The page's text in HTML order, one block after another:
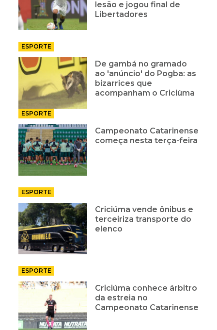
lesão e jogou final de
Libertadores
ESPORTE
De gambá no gramado
ao 'anúncio' do Pogba: as
bizarrices que
acompanham o Criciúma
ESPORTE
Campeonato Catarinense
começa nesta terça-feira
ESPORTE
Criciúma vende ônibus e
terceiriza transporte do
elenco
ESPORTE
Criciúma conhece árbitro
da estreia no
Campeonato Catarinense